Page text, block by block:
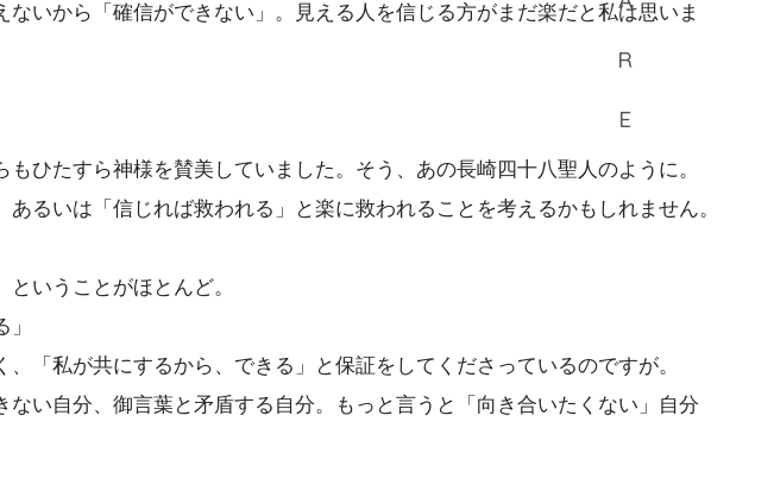
いから「確信ができない」。見える人を信じる方がまだ楽だと私は思いま
ひたすら神様を賛美していました。そう、あの長崎四十八聖人のように。
るいは「信じれば救われる」と楽に救われることを考えるかもしれません。
いうことがほとんど。
「私が共にするから、できる」と保証をしてくださっているのですが。
い自分、御言葉と矛盾する自分。もっと言うと「向き合いたくない」自分